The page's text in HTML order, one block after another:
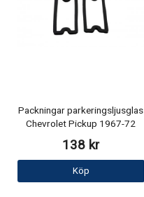
Packningar parkeringsljusglas
Chevrolet Pickup 1967-72
138 kr
Köp